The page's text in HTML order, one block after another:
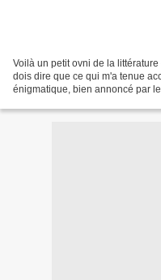
Voilà un petit ovni de la
dois dire que ce qui m'a tenue
énigmatique, bien annoncé par